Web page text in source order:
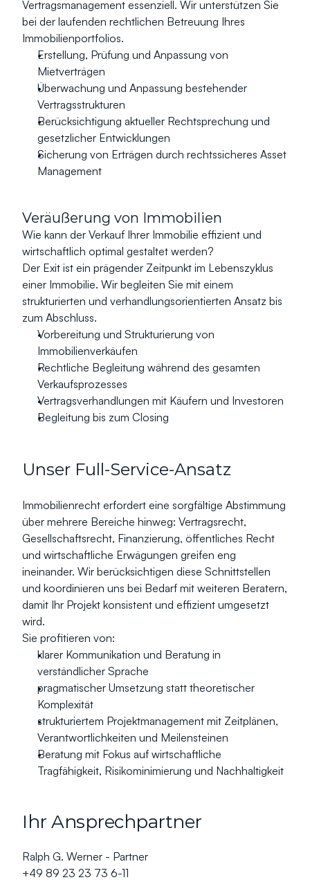
Vertragsmanagement essenziell. Wir unterstützen Sie
bei der laufenden rechtlichen Betreuung Ihres
Immobilienportfolios.
Erstellung, Prüfung und Anpassung von
Mietverträgen
Überwachung und Anpassung bestehender
Vertragsstrukturen
Berücksichtigung aktueller Rechtsprechung und
gesetzlicher Entwicklungen
Sicherung von Erträgen durch rechtssicheres Asset
Management
Veräußerung von Immobilien
Wie kann der Verkauf Ihrer Immobilie effizient und
wirtschaftlich optimal gestaltet werden?
Der Exit ist ein prägender Zeitpunkt im Lebenszyklus
einer Immobilie. Wir begleiten Sie mit einem
strukturierten und verhandlungsorientierten Ansatz bis
zum Abschluss.
Vorbereitung und Strukturierung von
Immobilienverkäufen
Rechtliche Begleitung während des gesamten
Verkaufsprozesses
Vertragsverhandlungen mit Käufern und Investoren
Begleitung bis zum Closing
Unser Full-Service-Ansatz
Immobilienrecht erfordert eine sorgfältige Abstimmung
über mehrere Bereiche hinweg: Vertragsrecht,
Gesellschaftsrecht, Finanzierung, öffentliches Recht
und wirtschaftliche Erwägungen greifen eng
ineinander. Wir berücksichtigen diese Schnittstellen
und koordinieren uns bei Bedarf mit weiteren Beratern,
damit Ihr Projekt konsistent und effizient umgesetzt
wird.
Sie profitieren von:
klarer Kommunikation und Beratung in
verständlicher Sprache
pragmatischer Umsetzung statt theoretischer
Komplexität
strukturiertem Projektmanagement mit Zeitplänen,
Verantwortlichkeiten und Meilensteinen
Beratung mit Fokus auf wirtschaftliche
Tragfähigkeit, Risikominimierung und Nachhaltigkeit
Ihr Ansprechpartner
Ralph G. Werner - Partner
+49 89 23 23 73 6-11